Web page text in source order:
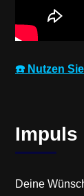
☎️ Nutzen
Impuls
Deine